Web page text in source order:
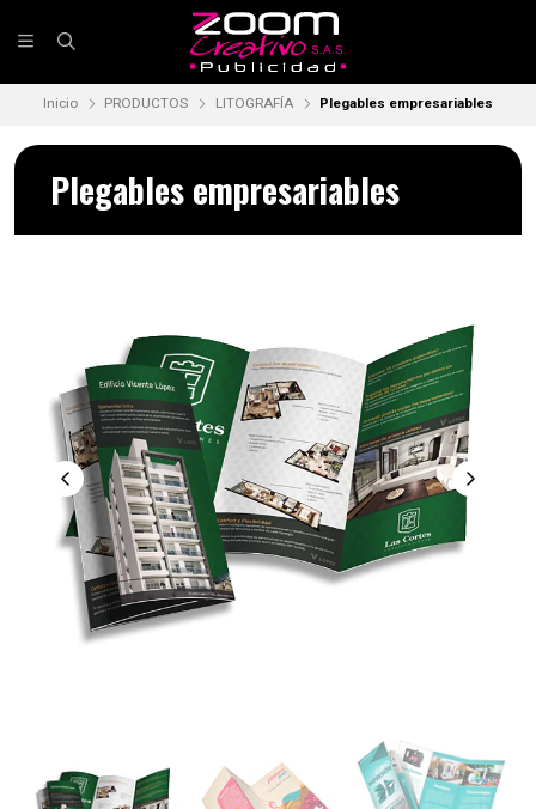
Inicio PRODUCTOS LITOGRAFÍA Plegables empresariables
Plegables empresariables